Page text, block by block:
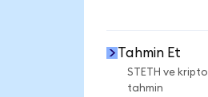
Tahmin Et
STETH ve kripto
tahmin